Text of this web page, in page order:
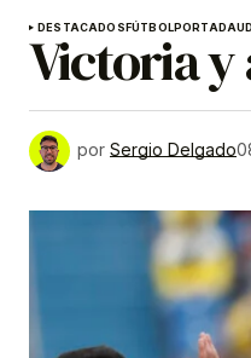
DESTACADOSFÚTBOLPORTADA
Victoria y
por Sergio Delgado